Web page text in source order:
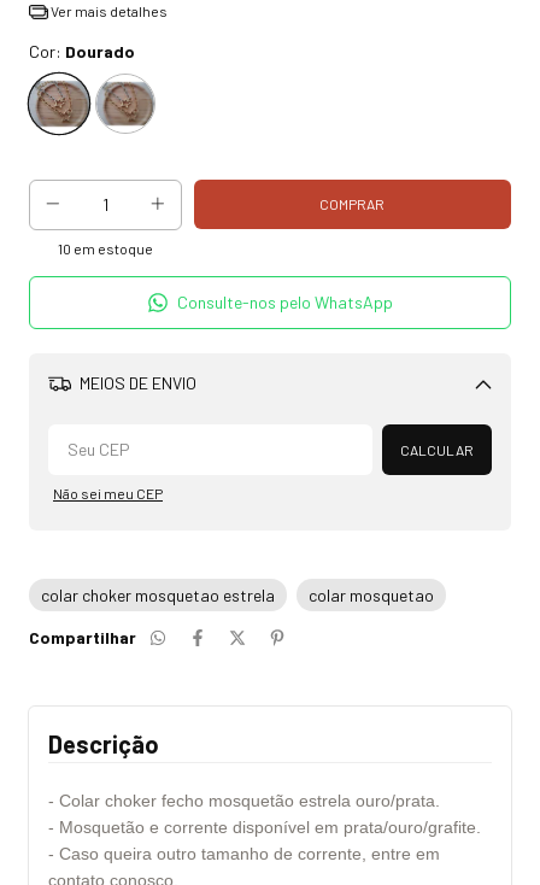
Ver mais detalhes
Cor: Dourado
10 em estoque
Consulte-nos pelo WhatsApp
MEIOS DE ENVIO
Alterar CEP
CALCULAR
Não sei meu CEP
colar choker mosquetao estrela colar mosquetao
Compartilhar
Descrição
- Colar choker fecho mosquetão estrela ouro/prata.
- Mosquetão e corrente disponível em prata/ouro/grafite.
- Caso queira outro tamanho de corrente, entre em
contato conosco.